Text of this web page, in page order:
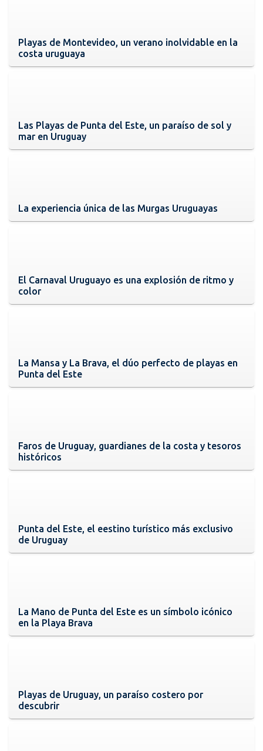
Playas de Montevideo, un verano inolvidable en la
costa uruguaya
Las Playas de Punta del Este, un paraíso de sol y
mar en Uruguay
La experiencia única de las Murgas Uruguayas
El Carnaval Uruguayo es una explosión de ritmo y
color
La Mansa y La Brava, el dúo perfecto de playas en
Punta del Este
Faros de Uruguay, guardianes de la costa y tesoros
históricos
Punta del Este, el eestino turístico más exclusivo
de Uruguay
La Mano de Punta del Este es un símbolo icónico
en la Playa Brava
Playas de Uruguay, un paraíso costero por
descubrir